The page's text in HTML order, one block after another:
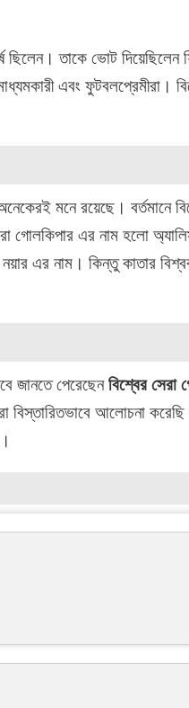
ছিলেন। তাকে ভোট
এবং ফুটবলপ্রেমীরা।
মনে রয়েছে। বর্তমানে
গোলকিপার এর নাম হলো
এর নাম। কিন্তু কাতার
জানতে পেরেছেনবিশ্বের সেরা
বিস্তারিতভাবে আলোচনা